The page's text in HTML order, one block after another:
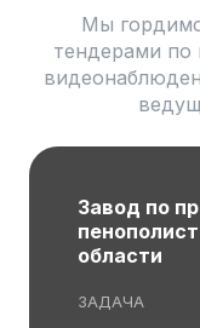
Мы
тендерами по
Завод по
области
ЗАДАЧА